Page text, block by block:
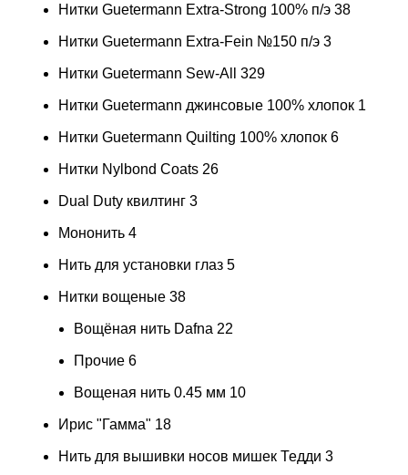
Нитки Guetermann Extra-Strong 100% п/э 38
Нитки Guetermann Extra-Fein №150 п/э 3
Нитки Guetermann Sew-All 329
Нитки Guetermann джинсовые 100% хлопок 1
Нитки Guetermann Quilting 100% хлопок 6
Нитки Nylbond Coats 26
Dual Duty квилтинг 3
Мононить 4
Нить для установки глаз 5
Нитки вощеные 38
Вощёная нить Dafna 22
Прочие 6
Вощеная нить 0.45 мм 10
Ирис "Гамма" 18
Нить для вышивки носов мишек Тедди 3